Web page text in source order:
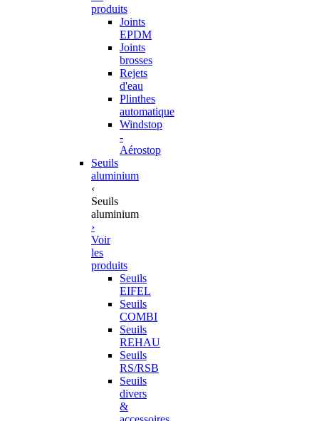
produits
Joints
EPDM
Joints
brosses
Rejets
d'eau
Plinthes
automatique
Windstop
-
Aérostop
Seuils
aluminium
‹
Seuils
aluminium
›
Voir
les
produits
Seuils
EIFEL
Seuils
COMBI
Seuils
REHAU
Seuils
RS/RSB
Seuils
divers
&